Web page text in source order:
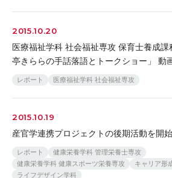
2015.10.20
医療福祉学科 社会福祉専攻 保育士養成
亭きららの手話落語とトークショー」 動
レポート 医療福祉学科 社会福祉専攻
2015.10.19
産官学連携プロジェクトの後期活動を開
レポート
健康栄養学科 管理栄養士専攻
健康栄養学科 健康スポーツ栄養専攻
キャリア形
ライフデザイン学科